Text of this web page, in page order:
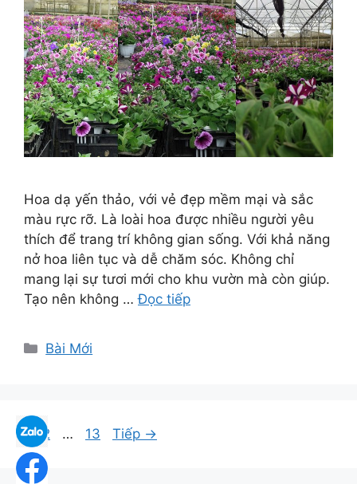
Hoa dạ yến thảo, với vẻ đẹp mềm mại và sắc
màu rực rỡ. Là loài hoa được nhiều người yêu
thích để trang trí không gian sống. Với khả năng
nở hoa liên tục và dễ chăm sóc. Không chỉ
mang lại sự tươi mới cho khu vườn mà còn giúp.
Tạo nên không …Đọc tiếp
Danh
Bài Mới
Trang
1 Trang
2 … Trang
13 Tiếp →